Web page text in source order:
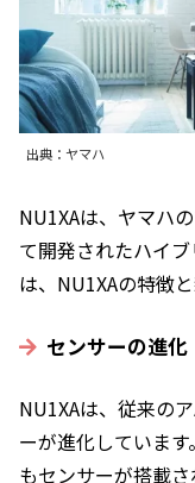
出典：ヤマハ
NU1XAは、ヤマハ
て開発されたハイ
は、NU1XAの特徴
センサーの進化
NU1XAは、従来の
ーが進化していま
もセンサーが搭載